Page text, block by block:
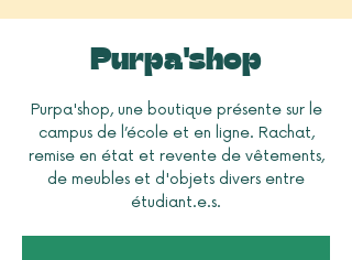
Purpa'shop
Purpa'shop, une boutique présente sur le
campus de l’école et en ligne. Rachat,
remise en état et revente de vêtements,
de meubles et d'objets divers entre
étudiant.e.s.